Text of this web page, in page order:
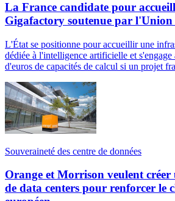
La France candidate pour
Gigafactory soutenue par l'Union
L'État se positionne pour accueillir une
dédiée à l'intelligence artificielle et
d'euros de capacités de calcul si un projet
Souveraineté des centre de données
Orange et Morrison veulent créer
de data centers pour renforcer le